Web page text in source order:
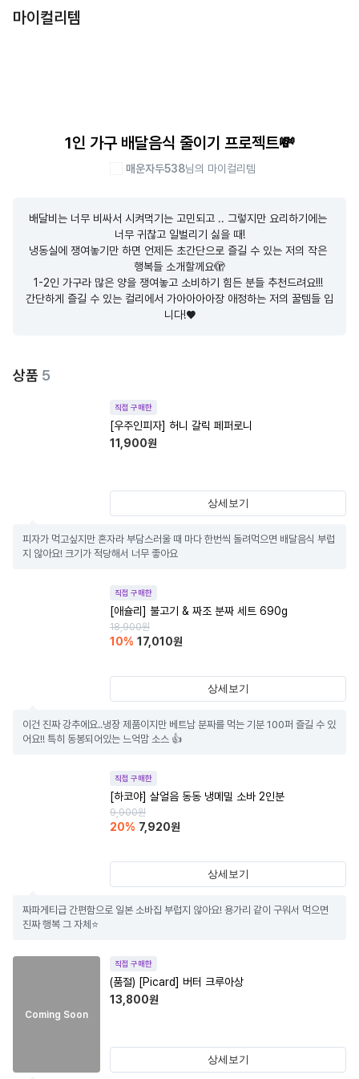
마이컬리템
1인 가구 배달음식 줄이기 프로젝트💸
매운자두538님의 마이컬리템
배달비는 너무 비싸서 시켜먹기는 고민되고 .. 그렇지만 요리하기에는
너무 귀찮고 일벌리기 싫을 때!
냉동실에 쟁여놓기만 하면 언제든 초간단으로 즐길 수 있는 저의 작은
행복들 소개할께요🫣
1-2인 가구라 많은 양을 쟁여놓고 소비하기 힘든 분들 추천드려요!!!
간단하게 즐길 수 있는 컬리에서 가아아아아장 애정하는 저의 꿀템들 입
니다!♥️
상품 5
직접 구매한
[우주인피자] 허니 갈릭 페퍼로니
11,900원
상세보기
피자가 먹고싶지만 혼자라 부담스러울 때 마다 한번씩 돌려먹으면 배달음식 부럽
지 않아요! 크기가 적당해서 너무 좋아요
직접 구매한
[애슐리] 불고기 & 짜조 분짜 세트 690g
18,900원
10% 17,010원
상세보기
이건 진짜 강추에요..냉장 제품이지만 베트남 분짜를 먹는 기분 100퍼 즐길 수 있
어요!! 특히 동봉되어있는 느억맘 소스 👍
직접 구매한
[하코야] 살얼음 동동 냉메밀 소바 2인분
9,900원
20% 7,920원
상세보기
짜파게티급 간편함으로 일본 소바집 부럽지 않아요! 용가리 같이 구워서 먹으면
진짜 행복 그 자체⭐️
Coming Soon
직접 구매한
(품절) [Picard] 버터 크루아상
13,800원
상세보기